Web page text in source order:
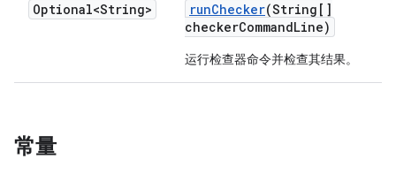
Optional<String> runChecker(String[]
checkerCommandLine)
运行检查器命令并检查其结果。
常量